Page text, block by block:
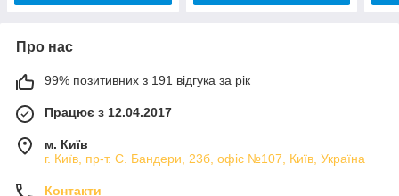
Про нас
99% позитивних з 191 відгука за рік
Працює з 12.04.2017
м. Київ
г. Київ, пр-т. С. Бандери, 23б, офіс №107, Київ, Україна
Контакти